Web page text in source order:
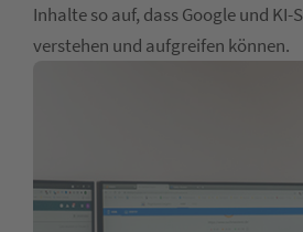
Inhalte so auf, dass Google und KI-
verstehen und aufgreifen können.